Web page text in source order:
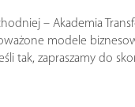
– Akademia
modele
tak, zapraszamy do